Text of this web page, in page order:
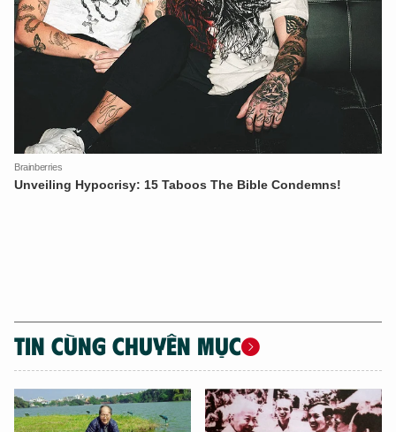
TIN CÙNG CHUYÊN MỤC